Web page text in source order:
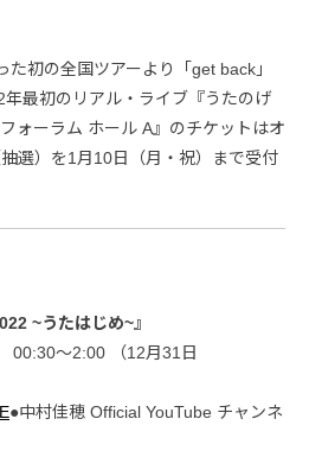
初の全国ツアーより「get back」
最初のリアル・ライブ『うたのげ
ォーラム ホール A』のチケットはオ
選）を1月10日（月・祝）まで受付
~うたはじめ~』
00:30〜2:00 （12月31日
●中村佳穂 Official YouTube チャンネ